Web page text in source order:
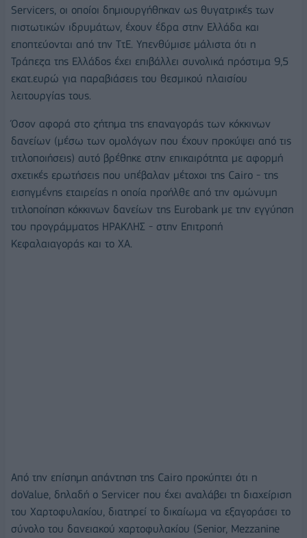
Servicers, οι οποίοι δημιουργήθηκαν ως θυγατρικές των
πιστωτικών ιδρυμάτων, έχουν έδρα στην Ελλάδα και
εποπτεύονται από την ΤτΕ. Υπενθύμισε μάλιστα ότι η
Τράπεζα της Ελλάδος έχει επιβάλλει συνολικά πρόστιμα 9,5
εκατ.ευρώ για παραβιάσεις του θεσμικού πλαισίου
λειτουργίας τους.
Όσον αφορά στο ζήτημα της επαναγοράς των κόκκινων
δανείων (μέσω των ομολόγων που έχουν προκύψει από τις
τιτλοποιήσεις) αυτό βρέθηκε στην επικαιρότητα με αφορμή
σχετικές ερωτήσεις που υπέβαλαν μέτοχοι της Cairo - της
εισηγμένης εταιρείας η οποία προήλθε από την ομώνυμη
τιτλοποίηση κόκκινων δανείων της Εurobank με την εγγύηση
του προγράμματος ΗΡΑΚΛΗΣ - στην Επιτροπή
Κεφαλαιαγοράς και το ΧΑ.
Από την επίσημη απάντηση της Cairo προκύπτει ότι η
doValue, δηλαδή ο Servicer που έχει αναλάβει τη διαχείριση
του Χαρτοφυλακίου, διατηρεί το δικαίωμα να εξαγοράσει το
σύνολο του δανειακού χαρτοφυλακίου (Senior, Mezzanine